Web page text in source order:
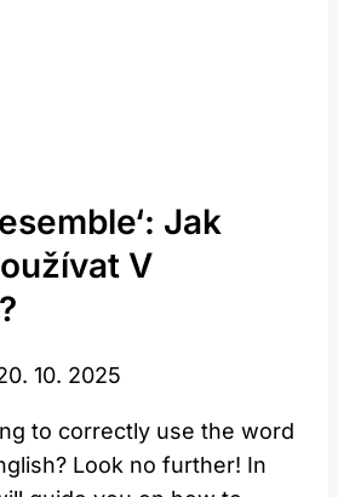
Jak
V
10. 2025
to correctly use the word
Look no further! In